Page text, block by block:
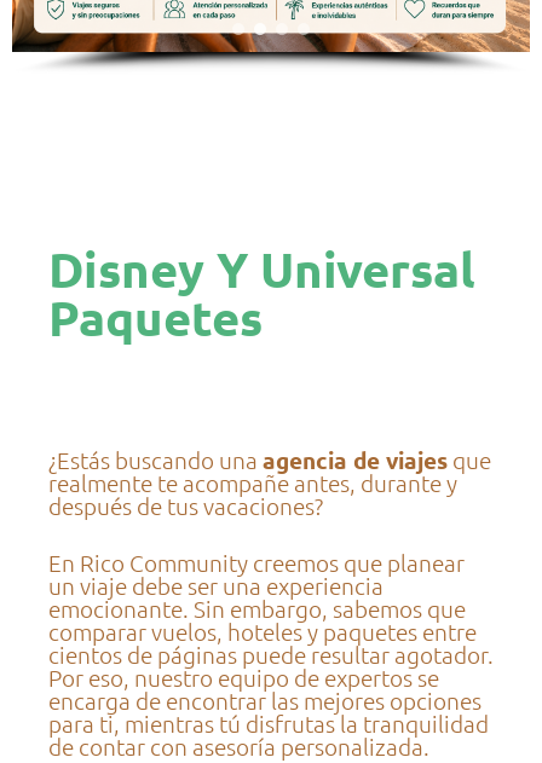
Disney Y Universal
Paquetes
¿Estás buscando una agencia de viajes que
realmente te acompañe antes, durante y
después de tus vacaciones?
En Rico Community creemos que planear
un viaje debe ser una experiencia
emocionante. Sin embargo, sabemos que
comparar vuelos, hoteles y paquetes entre
cientos de páginas puede resultar agotador.
Por eso, nuestro equipo de expertos se
encarga de encontrar las mejores opciones
para ti, mientras tú disfrutas la tranquilidad
de contar con asesoría personalizada.